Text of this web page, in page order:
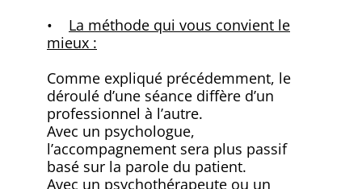
• La méthode qui vous convient le
mieux :
Comme expliqué précédemment, le
déroulé d’une séance diffère d’un
professionnel à l’autre.
Avec un psychologue,
l’accompagnement sera plus passif
basé sur la parole du patient.
Avec un psychothérapeute ou un